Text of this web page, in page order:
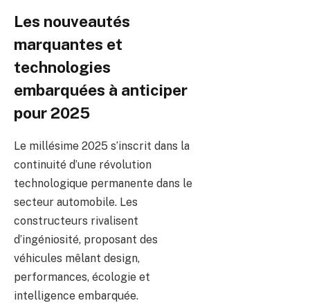
Les nouveautés
marquantes et
technologies
embarquées à anticiper
pour 2025
Le millésime 2025 s’inscrit dans la
continuité d’une révolution
technologique permanente dans le
secteur automobile. Les
constructeurs rivalisent
d’ingéniosité, proposant des
véhicules mêlant design,
performances, écologie et
intelligence embarquée.